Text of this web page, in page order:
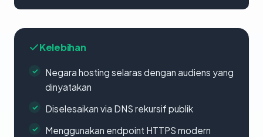
Kelebihan
Negara hosting selaras dengan audiens yang
dinyatakan
Diselesaikan via DNS rekursif publik
Menggunakan endpoint HTTPS modern